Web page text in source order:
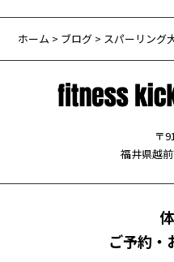
ホーム > ブログ > スパーリング
〒
福井県越
ご予約・